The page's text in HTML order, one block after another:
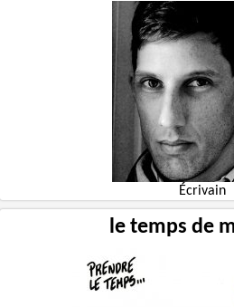
Écrivain
le temps de